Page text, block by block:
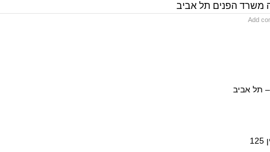
משרד הפנים תל אביב
Add
תל אביב